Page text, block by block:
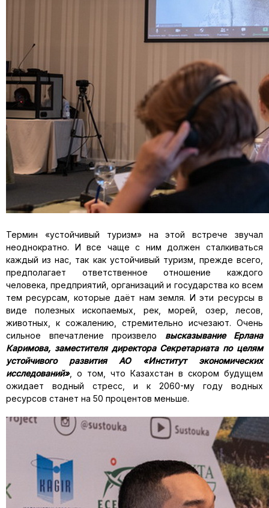
Термин «устойчивый туризм» на этой встрече звучал
неоднократно. И все чаще с ним должен сталкиваться
каждый из нас, так как устойчивый туризм, прежде всего,
предполагает ответственное отношение каждого
человека, предприятий, организаций и государства ко всем
тем ресурсам, которые даёт нам земля. И эти ресурсы в
виде полезных ископаемых, рек, морей, озер, лесов,
животных, к сожалению, стремительно исчезают. Очень
сильное впечатление произвело высказывание Ерлана
Каримова, заместителя директора Секретариата по целям
устойчивого развития АО «Институт экономических
исследований», о том, что Казахстан в скором будущем
ожидает водный стресс, и к 2060-му году водных
ресурсов станет на 50 процентов меньше.